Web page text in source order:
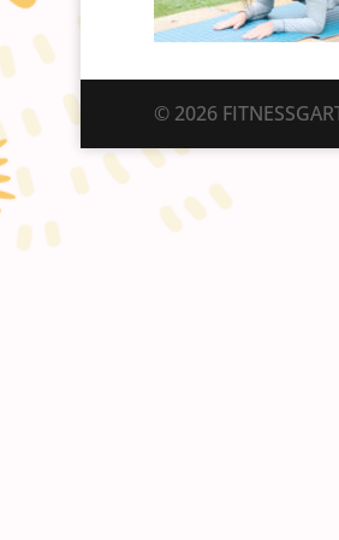
© 2026